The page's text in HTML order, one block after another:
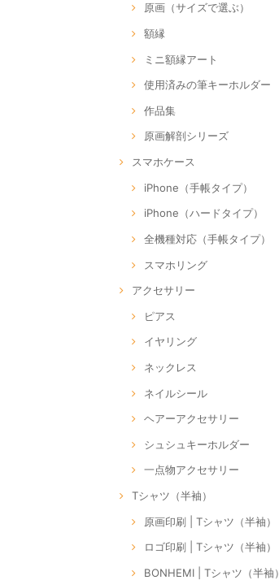
原画（サイズで選ぶ）
額縁
ミニ額縁アート
使用済みの筆キーホルダー
作品集
原画解剖シリーズ
スマホケース
iPhone（手帳タイプ）
iPhone（ハードタイプ）
全機種対応（手帳タイプ）
スマホリング
アクセサリー
ピアス
イヤリング
ネックレス
ネイルシール
ヘアーアクセサリー
シュシュキーホルダー
一点物アクセサリー
Tシャツ（半袖）
原画印刷 | Tシャツ（半袖）
ロゴ印刷 | Tシャツ（半袖）
BONHEMI | Tシャツ（半袖）